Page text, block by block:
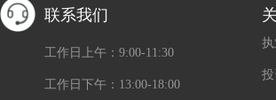
联系我们
工作日上午：9:00-11:30
工作日下午：13:00-18:00